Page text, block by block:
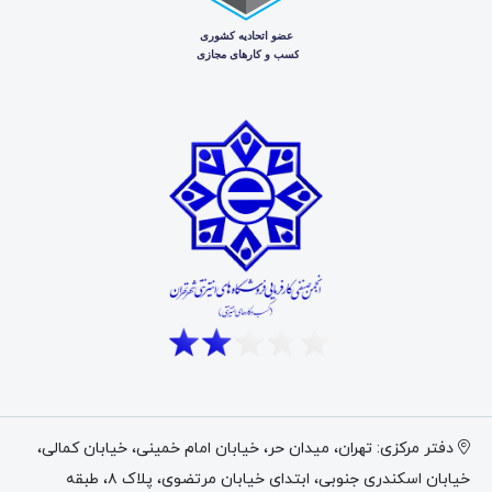
نکات فنی مربوط به نصب، ایمنی و عیب‌ یابی انواع جلوبندها
صنعتی، این صفحه را دنبال کنید و اگر موضوع خاصی مد نظر دارید
که دوست دارید در قالب مقاله منتشر شود، با ما در میان بگذارید.
دفتر مرکزی: تهران، میدان حر، خیابان امام خمینی، خیابان کمالی،
خیابان اسکندری جنوبی، ابتدای خیابان مرتضوی، پلاک ۸، طبقه